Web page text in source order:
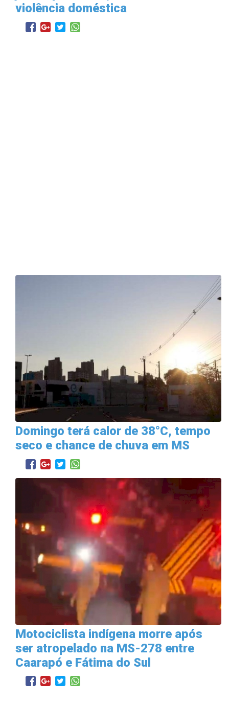
violência doméstica
Domingo terá calor de 38°C, tempo
seco e chance de chuva em MS
Motociclista indígena morre após
ser atropelado na MS-278 entre
Caarapó e Fátima do Sul